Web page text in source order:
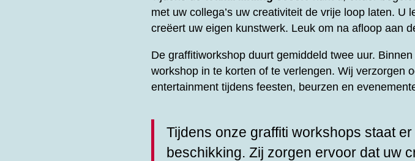
met uw collega’s uw creativiteit de vrije loop laten.
creëert uw eigen kunstwerk. Leuk om na afloop aan
De graffitiworkshop duurt gemiddeld twee uur.
workshop in te korten of te verlengen. Wij verzorgen
entertainment tijdens feesten, beurzen en
Tijdens onze graffiti workshops staat
beschikking. Zij zorgen ervoor dat uw